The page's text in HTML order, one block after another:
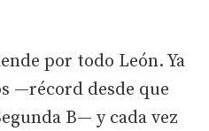
por todo León. Ya
—récord desde que
B— y cada vez